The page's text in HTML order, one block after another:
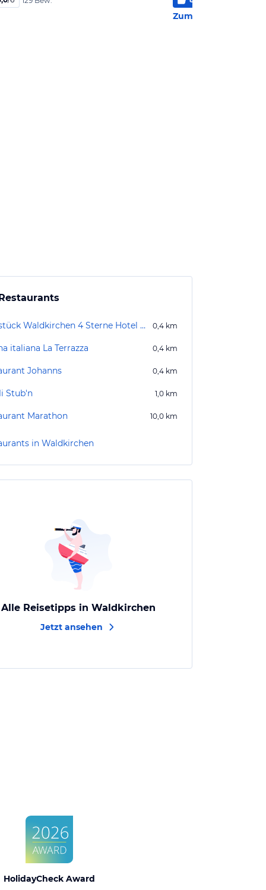
Zum Hotel
Herzstück Waldkirchen 4 Sterne Hotel BAR Restaurant 0,4 km
italiana La Terrazza 0,4 km
Johanns 0,4 km
Stub'n 1,0 km
Marathon 10,0 km
in Waldkirchen
Alle Reisetipps in Waldkirchen
Jetzt ansehen
HolidayCheck Award